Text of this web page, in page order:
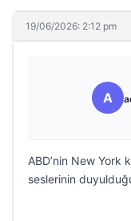
19/06/2026: 2:12 pm
A
ABD’nin New York
seslerinin